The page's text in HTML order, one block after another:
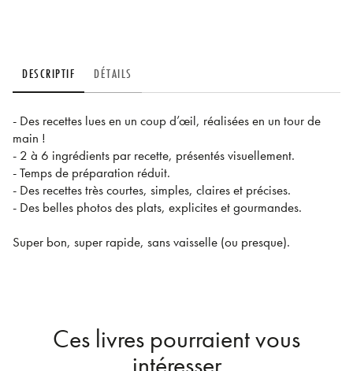
DESCRIPTIF DÉTAILS
- Des recettes lues en un coup d’œil, réalisées en un tour de
main !
- 2 à 6 ingrédients par recette, présentés visuellement.
- Temps de préparation réduit.
- Des recettes très courtes, simples, claires et précises.
- Des belles photos des plats, explicites et gourmandes.
Super bon, super rapide, sans vaisselle (ou presque).
Ces livres pourraient vous